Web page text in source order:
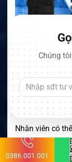
Kết nối phụ
Bluetooth hỗ
và truyền dữ
Nhân viên có
lạc mà không
người phải leo
Chúng
0386.001.001